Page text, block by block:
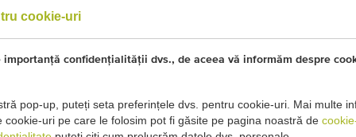
cookie-uri
importanță confidențialității dvs., de aceea vă informăm despre
pop-up, puteți seta preferințele dvs. pentru cookie-uri. Mai multe
cookie-uri pe care le folosim pot fi găsite pe pagina noastră de
PAGINI ÎNRUDITE